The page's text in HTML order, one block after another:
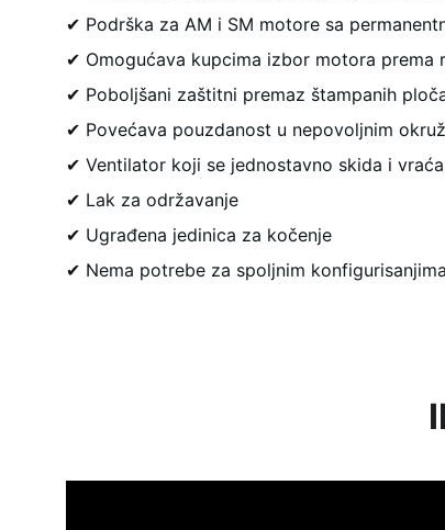
✔ Podrška za AM i SM motore sa
✔ Omogućava kupcima izbor motora prema
✔ Poboljšani zaštitni premaz štampanih
✔ Povećava pouzdanost u nepovoljnim
✔ Ventilator koji se jednostavno skida i vraća
✔ Lak za održavanje
✔ Ugrađena jedinica za kočenje
✔ Nema potrebe za spoljnim